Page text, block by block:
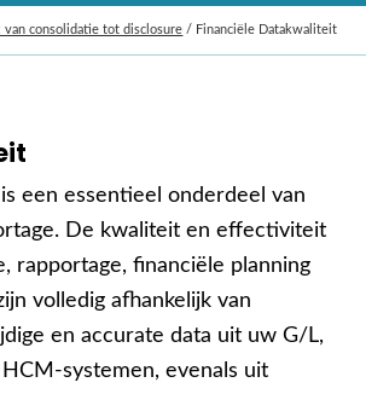
van consolidatie tot disclosure / Financiële Datakwaliteit
een essentieel onderdeel van
De kwaliteit en effectiviteit
rapportage, financiële planning
volledig afhankelijk van
en accurate data uit uw G/L,
HCM‑systemen, evenals uit